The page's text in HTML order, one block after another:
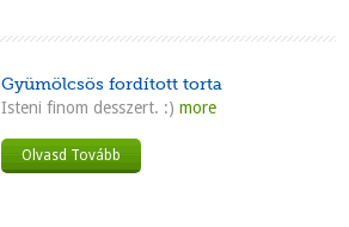
Gyümölcsös fordított torta
Isteni finom desszert. :) more
Olvasd Tovább